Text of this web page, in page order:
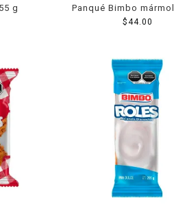
g Panqué Bimbo
$44.00